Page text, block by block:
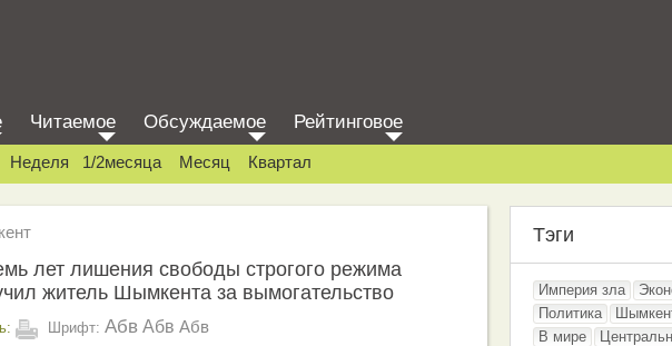
Читаемое Обсуждаемое Рейтинговое
Неделя 1/2месяца Месяц Квартал
лет лишения свободы строгого режима
житель Шымкента за вымогательство
Шрифт: Абв Абв Абв
Тэги
Империя зла
Политика
В мире